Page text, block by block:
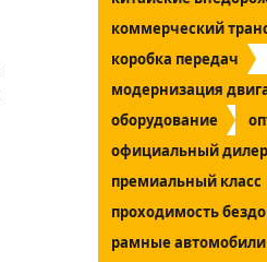
коммерческий
коробка передач
модернизация
оборудование
официальный дилер
премиальный класс
проходимость
рамные автомобили